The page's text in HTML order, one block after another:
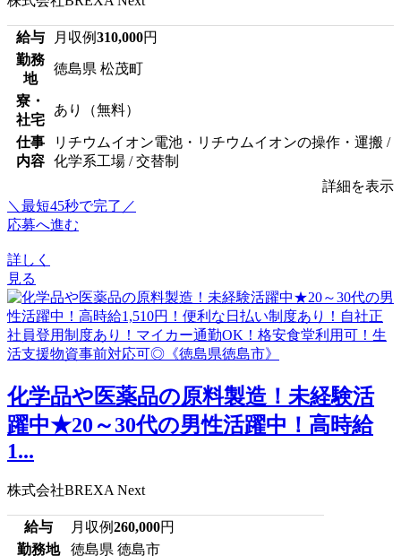
給与 月収例310,000円
勤務
地
徳島県 松茂町
寮・
社宅
あり（無料）
仕事
内容
リチウムイオン電池・リチウムイオンの操作・運搬 /
化学系工場 / 交替制
詳細を表示
＼最短45秒で完了／
応募へ進む
詳しく
見る
化学品や医薬品の原料製造！未経験活
躍中★20～30代の男性活躍中！高時給
1...
株式会社BREXA Next
給与 月収例260,000円
勤務地
徳島県 徳島市